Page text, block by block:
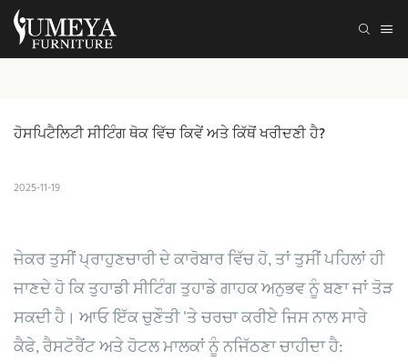
ਹੋਸਪਿਟੈਲਿਟੀ ਸੀਟਿੰਗ ਥੋਕ ਵਿੱਚ ਕਿਵੇਂ ਅਤੇ ਕਿੱਥੋਂ ਖਰੀਦਣੀ ਹੈ?
2025-11-19
ਜੇਕਰ ਤੁਸੀਂ ਪ੍ਰਾਹੁਣਚਾਰੀ ਦੇ ਕਾਰੋਬਾਰ ਵਿੱਚ ਹੋ, ਤਾਂ ਤੁਸੀਂ ਪਹਿਲਾਂ ਹੀ
ਜਾਣਦੇ ਹੋ ਕਿ ਤੁਹਾਡੀ ਸੀਟਿੰਗ ਤੁਹਾਡੇ ਗਾਹਕ ਅਨੁਭਵ ਨੂੰ ਬਣਾ ਜਾਂ ਤੋੜ
ਸਕਦੀ ਹੈ। ਆਓ ਇੱਕ ਚੁਣੌਤੀ 'ਤੇ ਚਰਚਾ ਕਰੀਏ ਜਿਸ ਨਾਲ ਸਾਰੇ
ਕੈਫੇ, ਰੈਸਟੋਰੈਂਟ ਅਤੇ ਹੋਟਲ ਮਾਲਕਾਂ ਨੂੰ ਨਜਿੱਠਣਾ ਚਾਹੀਦਾ ਹੈ: